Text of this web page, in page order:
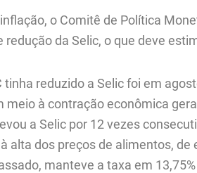
o Comitê de Política
redução da Selic, o que deve
reduzido a Selic foi em
meio à contração econômica
a Selic por 12 vezes
alta dos preços de alimentos, de
manteve a taxa em